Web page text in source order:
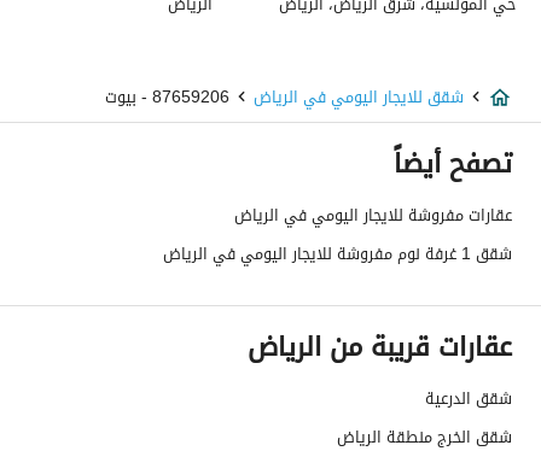
شقق للايجار اليومي في الرياض 87659206 - بيوت
تصفح أيضاً
عقارات مفروشة للايجار اليومي في الرياض
شقق 1 غرفة نوم مفروشة للايجار اليومي في الرياض
عقارات قريبة من الرياض
شقق الدرعية
شقق الخرج منطقة الرياض